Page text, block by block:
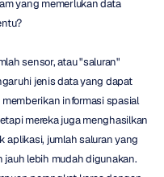
yang memerlukan data
sensor, atau "saluran"
jenis data yang dapat
informasi spasial
mereka juga menghasilkan
aplikasi, jumlah saluran yang
lebih mudah digunakan.